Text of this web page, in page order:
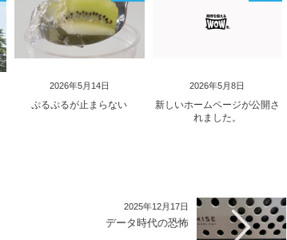
2026年5月14日
ぷるぷるが止まらない
2026年5月8日
新しいホームページが公開さ
れました。
2025年12月17日
データ時代の恐怖